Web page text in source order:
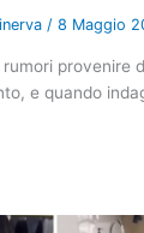
/8 Maggio
provenire
e quando